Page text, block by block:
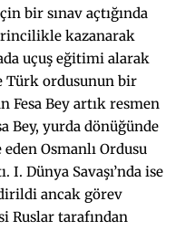
bir sınav açtığında
kazanarak
uçuş eğitimi alarak
Türk ordusunun bir
Fesa Bey artık resmen
Bey, yurda dönüğünde
eden Osmanlı Ordusu
Dünya Savaşı’nda ise
ancak görev
Ruslar tarafından